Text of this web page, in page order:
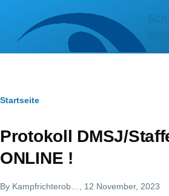
Pfadnavigation
Startseite
Protokoll DMSJ/
ONLINE !
By Kampfrichterob… , 12 November, 2023